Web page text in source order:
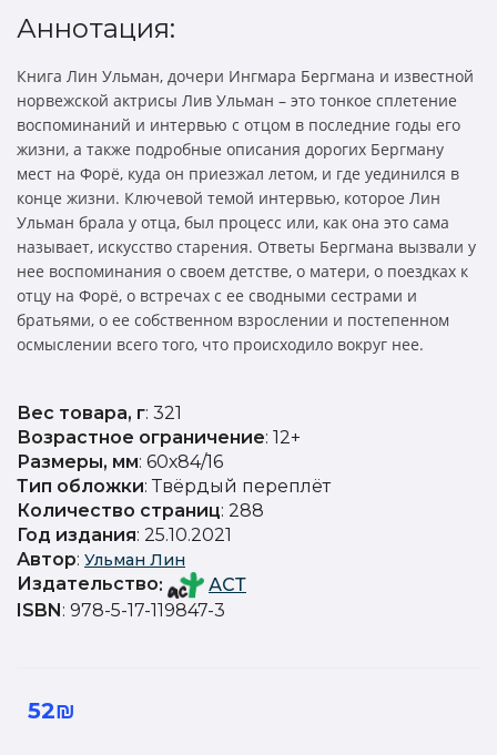
Аннотация:
Книга Лин Ульман, дочери Ингмара Бергмана и известной
норвежской актрисы Лив Ульман – это тонкое сплетение
воспоминаний и интервью с отцом в последние годы его
жизни, а также подробные описания дорогих Бергману
мест на Форё, куда он приезжал летом, и где уединился в
конце жизни. Ключевой темой интервью, которое Лин
Ульман брала у отца, был процесс или, как она это сама
называет, искусство старения. Ответы Бергмана вызвали у
нее воспоминания о своем детстве, о матери, о поездках к
отцу на Форё, о встречах с ее сводными сестрами и
братьями, о ее собственном взрослении и постепенном
осмыслении всего того, что происходило вокруг нее.
Вес товара, г: 321
Возрастное ограничение: 12+
Размеры, мм: 60х84/16
Тип обложки: Твёрдый переплёт
Количество страниц: 288
Год издания: 25.10.2021
Автор: Ульман Лин
Издательство:
АСТ
ISBN : 978-5-17-119847-3
52₪